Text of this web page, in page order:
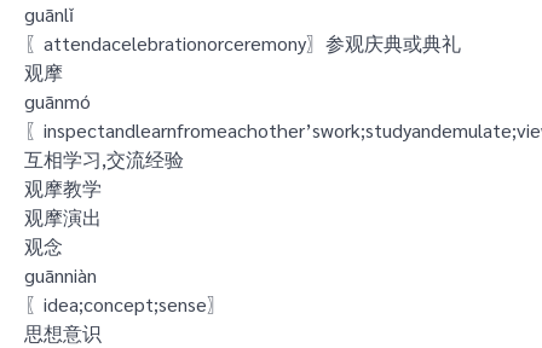
guānlǐ
〖attendacelebrationorceremony〗参观庆典或典礼
观摩
guānmó
〖
互相学习,交流经验
观摩教学
观摩演出
观念
guānniàn
〖idea;concept;sense〗
思想意识